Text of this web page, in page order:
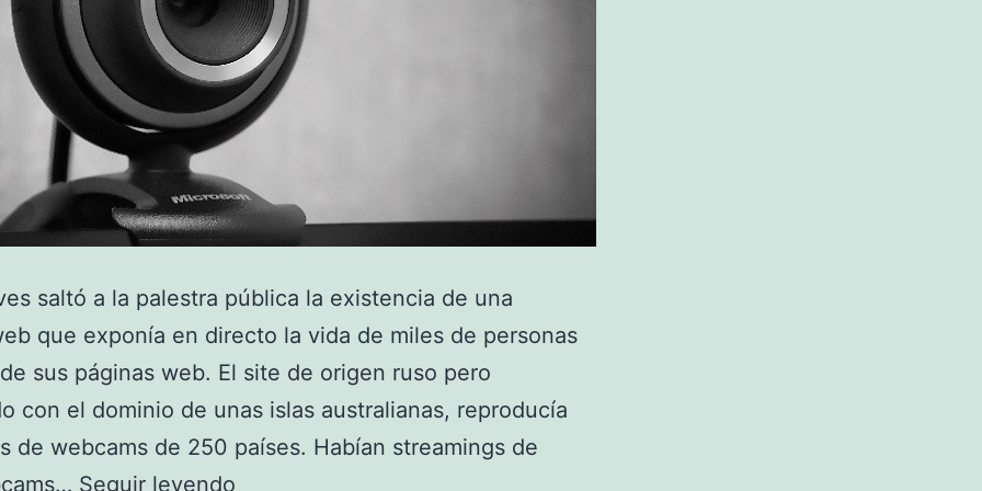
saltó a la palestra pública la existencia de una
que exponía en directo la vida de miles de personas
sus páginas web. El site de origen ruso pero
con el dominio de unas islas australianas, reproducía
de webcams de 250 países. Habían streamings de
Seguir leyendo